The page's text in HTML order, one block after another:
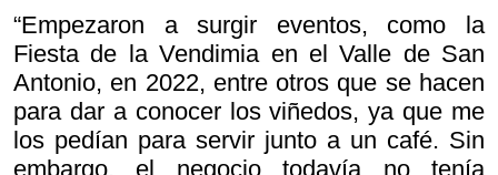
“Empezaron a surgir eventos, como la
Fiesta de la Vendimia en el Valle de San
Antonio, en 2022, entre otros que se hacen
para dar a conocer los viñedos, ya que me
los pedían para servir junto a un café. Sin
embargo, el negocio todavía no tenía